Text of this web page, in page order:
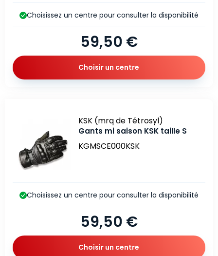
59,50 €
Choisissez un centre pour consulter la disponibilité
Choisir un centre
Marque
KSK (mrq de Tétrosyl)
Gants mi saison KSK taille S
KGMSCE000KSK
59,50 €
Choisissez un centre pour consulter la disponibilité
Choisir un centre